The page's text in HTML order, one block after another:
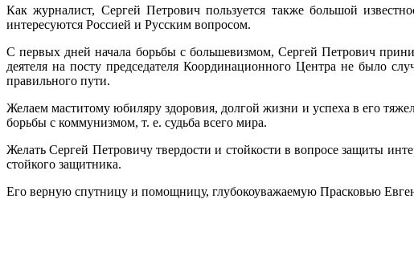
Как журналист, Сергей Петрович пользуется также большой
интересуются Россией и Русским вопросом.
С первых дней начала борьбы с большевизмом, Сергей Петрович
деятеля на посту председателя Координацион­ного Центра не было
правильного пути.
Желаем маститому юбиляру здоровия, долгой жизни и успеха в его
борьбы с коммунизмом, т. е. судьба всего мира.
Желать Сергей Петровичу твердости и стойкости в вопросе защиты
стойкого защитника.
Его верную спутницу и помощницу, глубокоуважаемую Прасковью